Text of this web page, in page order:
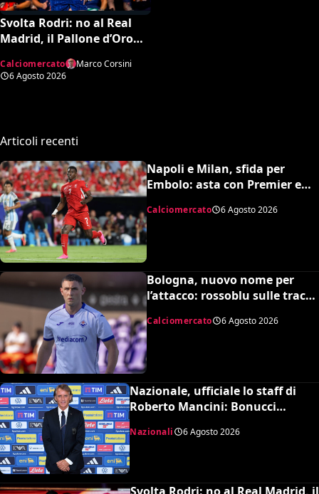
Svolta Rodri: no al Real
Madrid, il Pallone d’Oro
milioni
Calciomercato
Marco Corsini
6 Agosto 2026
Articoli recenti
Napoli e Milan, sfida per
Embolo: asta con Premier e
MLS, il prezzo
Calciomercato 6 Agosto 2026
Bologna, nuovo nome per
l’attacco: rossoblu sulle tracce
Calciomercato 6 Agosto 2026
Nazionale, ufficiale lo staff di
Roberto Mancini: Bonucci
Nazionali 6 Agosto 2026